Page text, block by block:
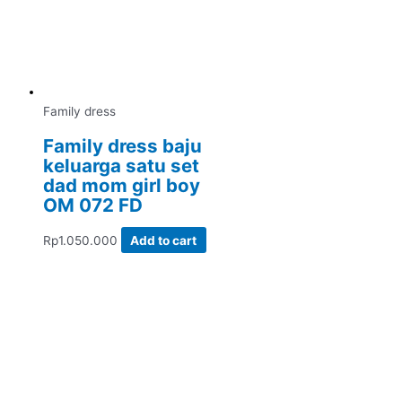
Family dress
Family dress baju
keluarga satu set
dad mom girl boy
OM 072 FD
Rp1.050.000 Add to cart